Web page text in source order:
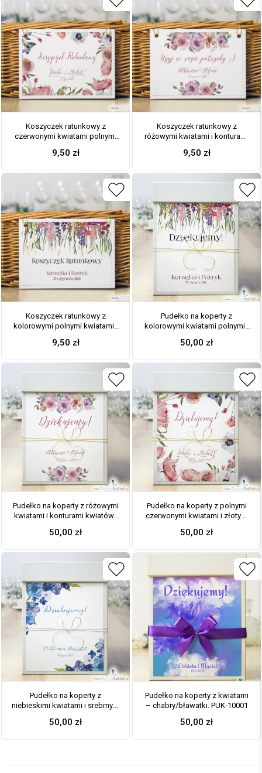
Koszyczek ratunkowy z
czerwonymi kwiatami polnymi
10003
9,50 zł
Koszyczek ratunkowy z
różowymi kwiatami i konturami
KOS-10002
9,50 zł
Koszyczek ratunkowy z
kolorowymi polnymi kwiatami i
sznurkiem. KOS-10001
9,50 zł
Pudełko na koperty z
kolorowymi kwiatami polnymi i
sznurkiem metalizowanym. PUK-
50,00 zł
Pudełko na koperty z różowymi
kwiatami i konturami kwiatów i
metalizowanym. PUK-10005
50,00 zł
Pudełko na koperty z polnymi
czerwonymi kwiatami i złotym
10004
50,00 zł
Pudełko na koperty z
niebieskimi kwiatami i srebrnym
10003
50,00 zł
Pudełko na koperty z kwiatami
– chabry/bławatki. PUK-10001
50,00 zł